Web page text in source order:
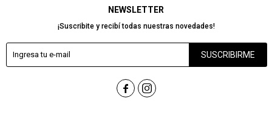
NEWSLETTER
¡Suscribite y recibí todas nuestras novedades!
SUSCRIBIRME
 